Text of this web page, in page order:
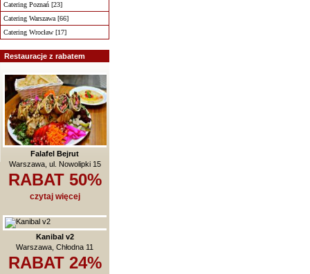
Catering Poznań [23]
Catering Warszawa [66]
Catering Wrocław [17]
Restauracje z rabatem
Falafel Bejrut
Warszawa, ul. Nowolipki 15
RABAT 50%
czytaj więcej
Kanibal v2
Warszawa, Chłodna 11
RABAT 24%